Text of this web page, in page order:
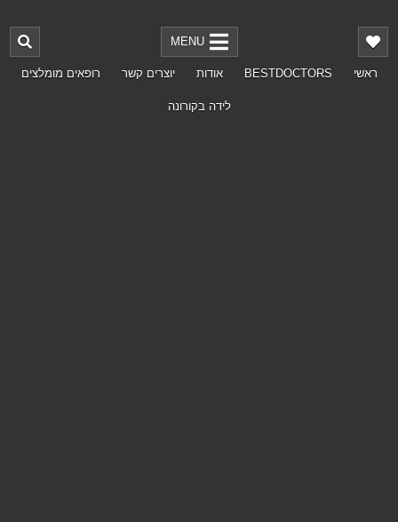
MENU
ראשי BESTDOCTORS אודות יוצרים קשר רופאים מומלצים
לידה בקורונה